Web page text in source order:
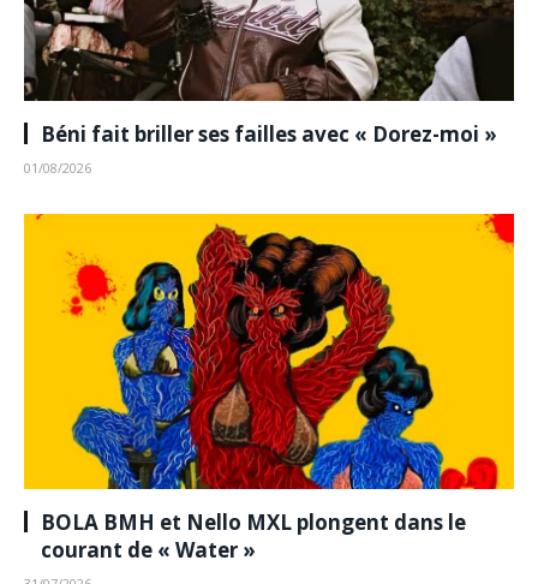
Béni fait briller ses failles avec « Dorez-moi »
01/08/2026
BOLA BMH et Nello MXL plongent dans le
courant de « Water »